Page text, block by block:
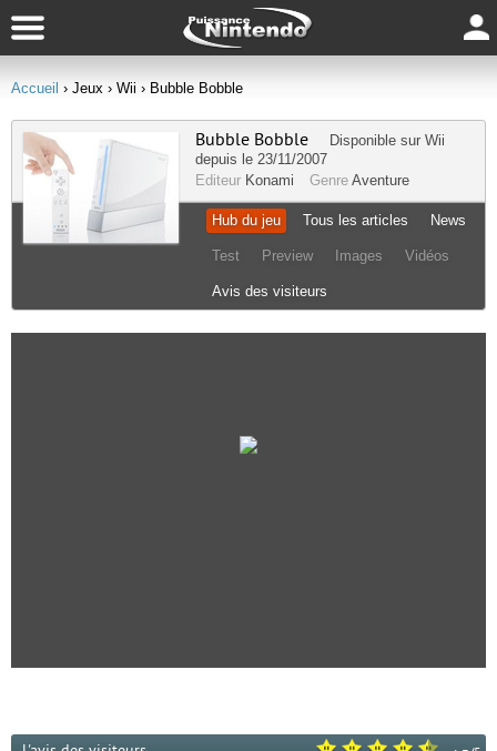
Accueil › Jeux › Wii › Bubble Bobble
Bubble Bobble Disponible sur Wii
depuis le 23/11/2007
Editeur Konami Genre Aventure
Hub du jeu Tous les articles News
Test Preview Images Vidéos
Avis des visiteurs